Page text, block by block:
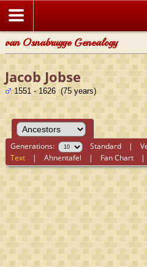
van Osnabrugge Genealogy
Jacob Jobse
1551 - 1626 (75 years)
Generations: Standard |
Text |Ahnentafel | Fan Chart |